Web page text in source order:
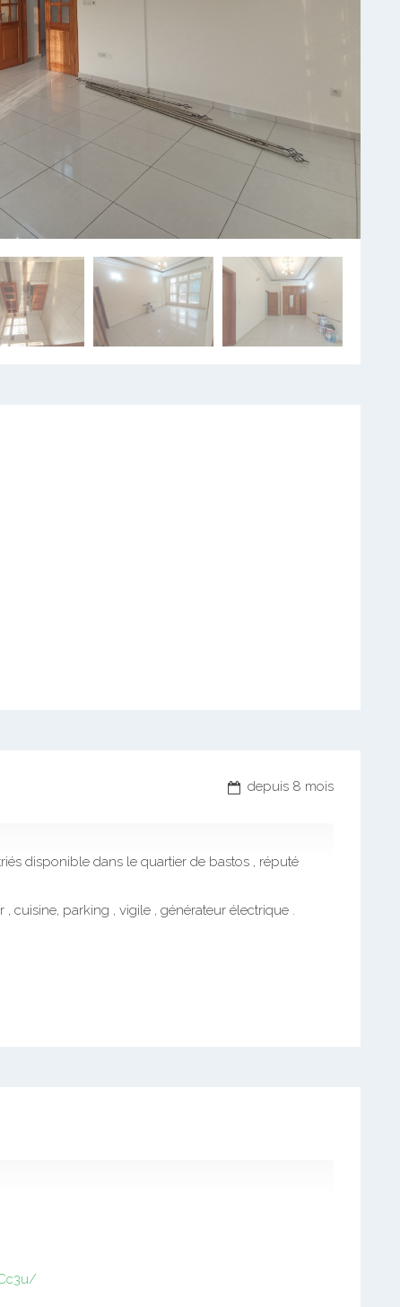
depuis 8 mois
disponible dans le quartier de bastos , réputé
cuisine, parking , vigile , générateur électrique .